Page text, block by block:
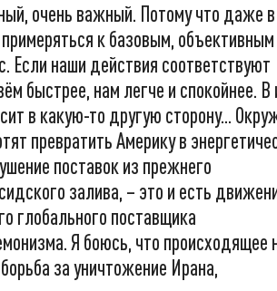
очень важный. Потому что даже в
к базовым, объективным
Если наши действия соответствуют
быстрее, нам легче и спокойнее. В
в какую-то другую сторону...
превратить Америку в
поставок из прежнего
залива, – это и есть
глобального поставщика
Я боюсь, что происходящее
за уничтожение Ирана,